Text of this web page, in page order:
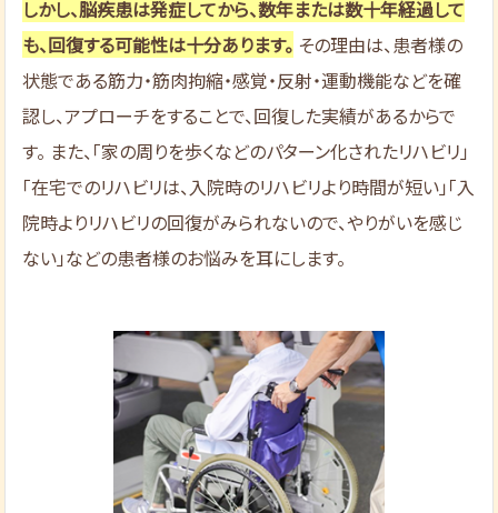
しかし、脳疾患は発症してから、数年または数十年経過して
も、回復する可能性は十分あります。 その理由は、患者様の
状態である筋力・筋肉拘縮・感覚・反射・運動機能などを確
認し、アプローチをすることで、回復した実績があるからで
す。 また、「家の周りを歩くなどのパターン化されたリハビリ」
「在宅でのリハビリは、入院時のリハビリより時間が短い」「入
院時よりリハビリの回復がみられないので、やりがいを感じ
ない」などの患者様のお悩みを耳にします。